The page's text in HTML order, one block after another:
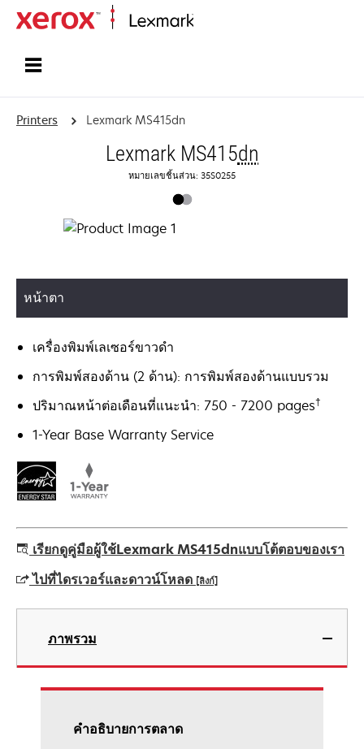
Printers Lexmark MS415dn
Lexmark MS415dn
หมายเลขชิ้นส่วน: 35S0255
หน้าตา
เครื่องพิมพ์เลเซอร์ขาวดำ
การพิมพ์สองด้าน (2 ด้าน): การพิมพ์สองด้านแบบรวม
ปริมาณหน้าต่อเดือนที่แนะนำ: 750 - 7200 pages†
1-Year Base Warranty Service
เรียกดูคู่มือผู้ใช้Lexmark MS415dnแบบโต้ตอบของเรา
ไปที่ไดรเวอร์และดาวน์โหลด [ลิงก์]
opens
new
ภาพรวม
คําอธิบายการตลาด